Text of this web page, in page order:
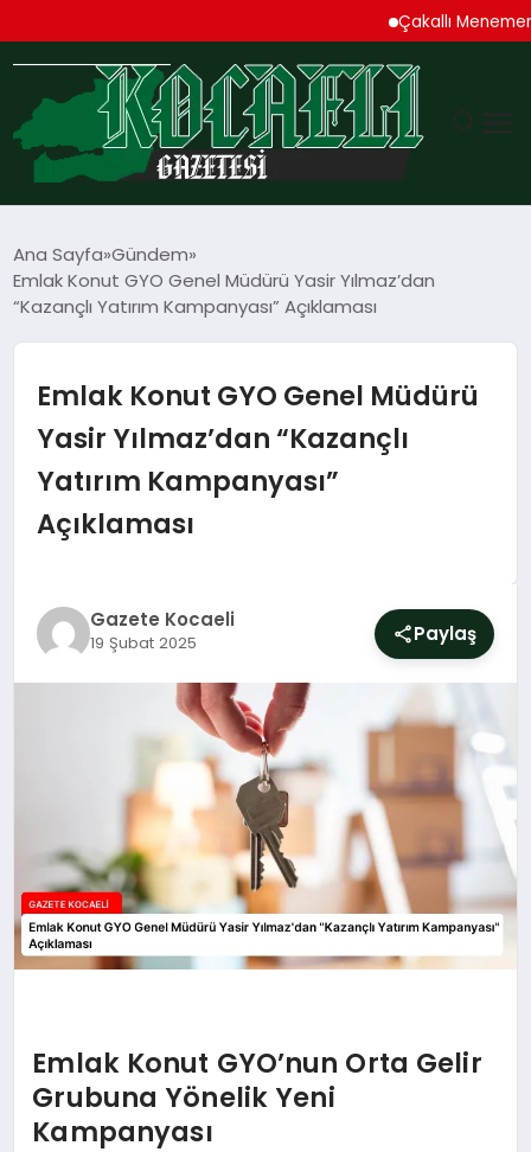
Çakallı Menemeni
TEKNOLOJI
MAGAZIN
SIYASET
YAŞAM
Ana Sayfa Gündem
Emlak Konut GYO Genel Müdürü Yasir Yılmaz’dan
“Kazançlı Yatırım Kampanyası” Açıklaması
Emlak Konut GYO Genel Müdürü
Yasir Yılmaz’dan “Kazançlı
Yatırım Kampanyası”
Açıklaması
Gazete Kocaeli
19 Şubat 2025 Paylaş
Emlak Konut GYO’nun Orta Gelir
Grubuna Yönelik Yeni
Kampanyası